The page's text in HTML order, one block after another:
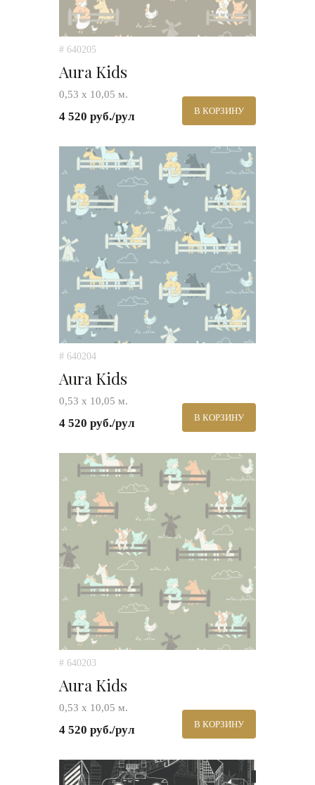
# 640205
Aura Kids
0,53 х 10,05 м.
4 520 руб./рул В КОРЗИНУ
# 640204
Aura Kids
0,53 х 10,05 м.
4 520 руб./рул В КОРЗИНУ
# 640203
Aura Kids
0,53 х 10,05 м.
4 520 руб./рул В КОРЗИНУ